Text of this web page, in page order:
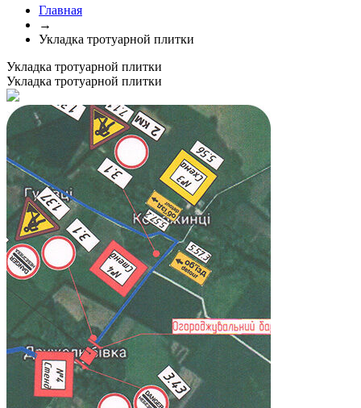
Главная
→
Укладка тротуарной плитки
Укладка тротуарной плитки
Укладка тротуарной плитки